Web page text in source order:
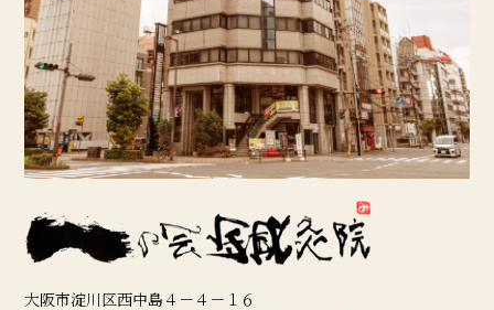
大阪市淀川区西中島４－４－１６